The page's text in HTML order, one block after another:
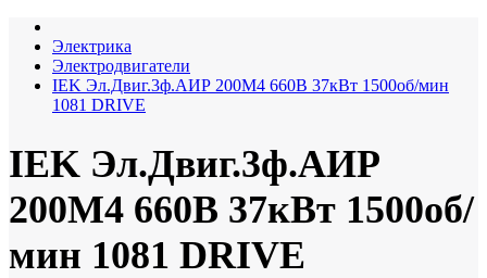
Электрика
Электродвигатели
IEK Эл.Двиг.3ф.АИР 200M4 660В 37кВт 1500об/мин
1081 DRIVE
IEK Эл.Двиг.3ф.АИР
200M4 660В 37кВт 1500об/
мин 1081 DRIVE